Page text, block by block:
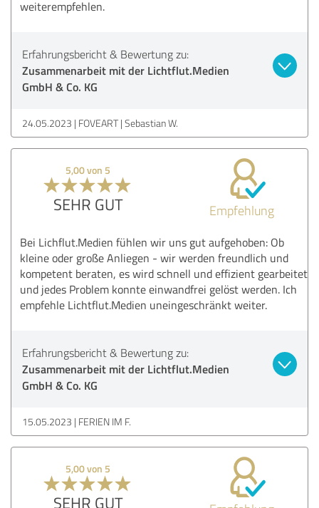
weiterempfehlen.
Erfahrungsbericht & Bewertung zu:
Zusammenarbeit mit der Lichtflut.Medien
GmbH & Co. KG
24.05.2023 FOVEART | Sebastian W.
5,00 von 5
SEHR GUT Empfehlung
Bei Lichflut.Medien fühlen wir uns gut aufgehoben: Ob
kleine oder große Anliegen - wir werden freundlich und
kompetent beraten, es wird schnell und effizient gearbeitet
und jedes Problem konnte einwandfrei gelöst werden. Ich
empfehle Lichtflut.Medien uneingeschränkt weiter.
Erfahrungsbericht & Bewertung zu:
Zusammenarbeit mit der Lichtflut.Medien
GmbH & Co. KG
15.05.2023 FERIEN IM F.
5,00 von 5
SEHR GUT